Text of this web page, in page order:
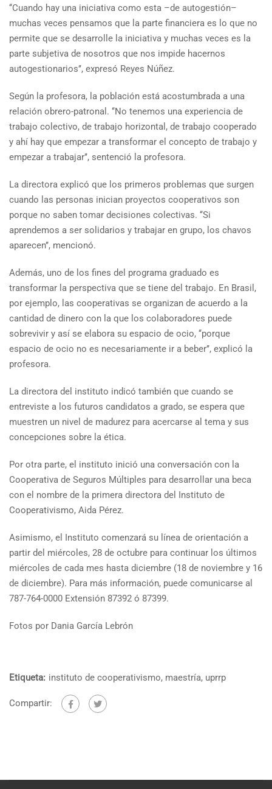
‘‘Cuando hay una iniciativa como esta –de autogestión–
muchas veces pensamos que la parte financiera es lo que no
permite que se desarrolle la iniciativa y muchas veces es la
parte subjetiva de nosotros que nos impide hacernos
autogestionarios’’, expresó Reyes Núñez.
Según la profesora, la población está acostumbrada a una
relación obrero-patronal. ‘‘No tenemos una experiencia de
trabajo colectivo, de trabajo horizontal, de trabajo cooperado
y ahí hay que empezar a transformar el concepto de trabajo y
empezar a trabajar’’, sentenció la profesora.
La directora explicó que los primeros problemas que surgen
cuando las personas inician proyectos cooperativos son
porque no saben tomar decisiones colectivas. ‘‘Si
aprendemos a ser solidarios y trabajar en grupo, los chavos
aparecen’’, mencionó.
Además, uno de los fines del programa graduado es
transformar la perspectiva que se tiene del trabajo. En Brasil,
por ejemplo, las cooperativas se organizan de acuerdo a la
cantidad de dinero con la que los colaboradores puede
sobrevivir y así se elabora su espacio de ocio, ‘‘porque
espacio de ocio no es necesariamente ir a beber’’, explicó la
profesora.
La directora del instituto indicó también que cuando se
entreviste a los futuros candidatos a grado, se espera que
muestren un nivel de madurez para acercarse al tema y sus
concepciones sobre la ética.
Por otra parte, el instituto inició una conversación con la
Cooperativa de Seguros Múltiples para desarrollar una beca
con el nombre de la primera directora del Instituto de
Cooperativismo, Aida Pérez.
Asimismo, el Instituto comenzará su línea de orientación a
partir del miércoles, 28 de octubre para continuar los últimos
miércoles de cada mes hasta diciembre (18 de noviembre y 16
de diciembre). Para más información, puede comunicarse al
787-764-0000 Extensión 87392 ó 87399.
Fotos por Dania García Lebrón
Etiqueta: instituto de cooperativismo, maestría, uprrp
Compartir: